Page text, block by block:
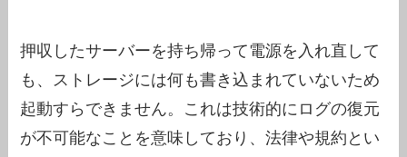
押収したサーバーを持ち帰って電源を入れ直して
も、ストレージには何も書き込まれていないため
起動すらできません。これは技術的にログの復元
が不可能なことを意味しており、法律や規約とい